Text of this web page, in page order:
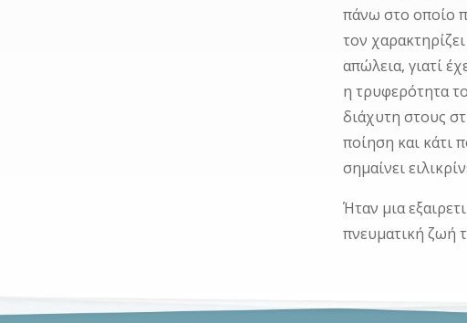
πάνω στο οποίο
τον
απώλεια, γιατί
η τρυφερότητα
διάχυτη στους
ποίηση και κάτι
σημαίνει
Ήταν μια
πνευματική ζωή